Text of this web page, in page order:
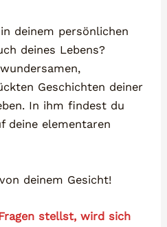
deinem persönlichen
deines Lebens?
Geschichten deiner
In ihm findest du
deine elementaren
deinem Gesicht!
stellst, wird sich